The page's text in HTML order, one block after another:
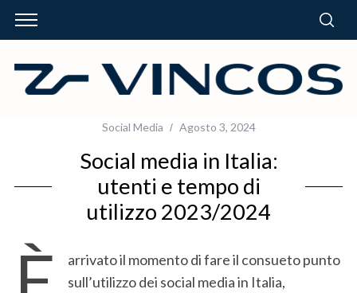
Social Media Agosto 3, 2024
Social media in Italia:
utenti e tempo di
utilizzo 2023/2024
arrivato il momento di fare il consueto punto
sull’utilizzo dei social media in Italia,